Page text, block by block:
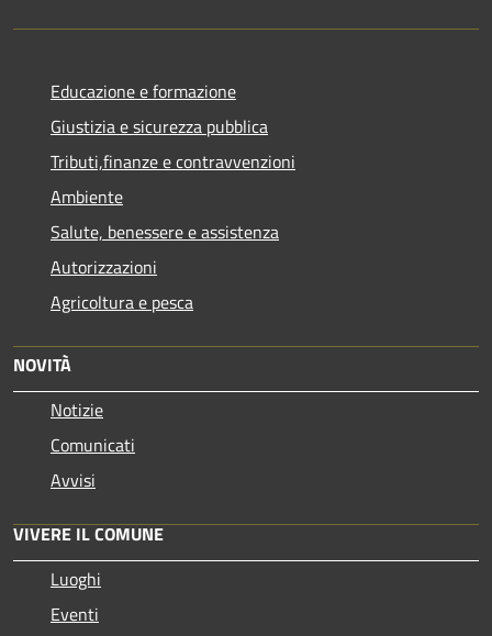
Educazione e formazione
Giustizia e sicurezza pubblica
Tributi,finanze e contravvenzioni
Ambiente
Salute, benessere e assistenza
Autorizzazioni
Agricoltura e pesca
NOVITÀ
Notizie
Comunicati
Avvisi
VIVERE IL COMUNE
Luoghi
Eventi